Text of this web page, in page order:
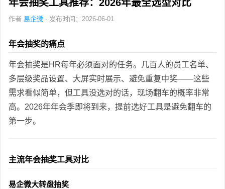
年会抽奖工具推荐：2026年最全选型对比
作者 易企微 · 发布时间：2026-06-01
年会抽奖的痛点
年会抽奖是HR每年必须面对的任务。几百人的员工名单、
多层级奖品设置、大屏实时展示、避免重复中奖——这些
需求看似简单，但工具没选对的话，现场翻车的概率非常
高。2026年年会季即将到来，提前选好工具是避免翻车的
第一步。
主流年会抽奖工具对比
易企微大转盘抽奖